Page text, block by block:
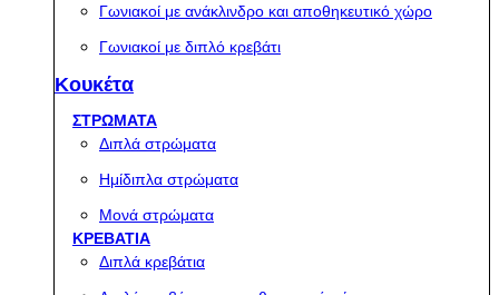
Γωνιακοί με ανάκλινδρο και αποθηκευτικό χώρο
Γωνιακοί με διπλό κρεβάτι
Κουκέτα
ΣΤΡΩΜΑΤΑ
Διπλά στρώματα
Ημίδιπλα στρώματα
Μονά στρώματα
ΚΡΕΒΑΤΙΑ
Διπλά κρεβάτια